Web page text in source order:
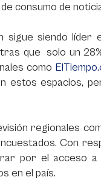
consumo de
siendo líder
que solo un
como
estos espacios,
regionales
Con
por el acceso a
en el país.